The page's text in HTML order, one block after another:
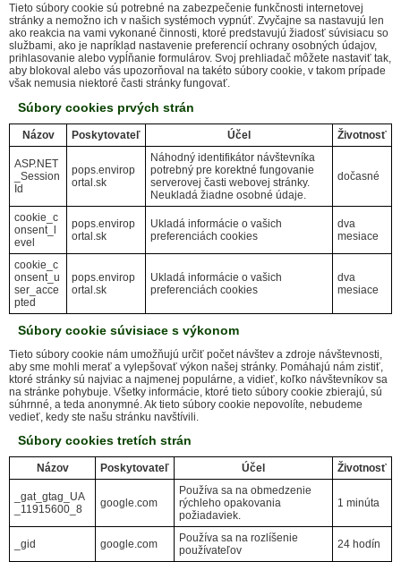
Tieto súbory cookie sú potrebné na zabezpečenie funkčnosti internetovej
stránky a nemožno ich v našich systémoch vypnúť. Zvyčajne sa nastavujú len
ako reakcia na vami vykonané činnosti, ktoré predstavujú žiadosť súvisiacu so
službami, ako je napríklad nastavenie preferencií ochrany osobných údajov,
prihlasovanie alebo vypĺňanie formulárov. Svoj prehliadač môžete nastaviť tak,
aby blokoval alebo vás upozorňoval na takéto súbory cookie, v takom prípade
však nemusia niektoré časti stránky fungovať.
Súbory cookies prvých strán
Názov Poskytovateľ Účel Životnosť
ASP.NET
_Session
Id
pops.envirop
ortal.sk
Náhodný identifikátor návštevníka
potrebný pre korektné fungovanie
serverovej časti webovej stránky.
Neukladá žiadne osobné údaje.
dočasné
cookie_c
onsent_l
evel
pops.envirop
ortal.sk
Ukladá informácie o vašich
preferenciách cookies
dva
mesiace
cookie_c
onsent_u
ser_acce
pted
pops.envirop
ortal.sk
Ukladá informácie o vašich
preferenciách cookies
dva
mesiace
Súbory cookie súvisiace s výkonom
Tieto súbory cookie nám umožňujú určiť počet návštev a zdroje návštevnosti,
aby sme mohli merať a vylepšovať výkon našej stránky. Pomáhajú nám zistiť,
ktoré stránky sú najviac a najmenej populárne, a vidieť, koľko návštevníkov sa
na stránke pohybuje. Všetky informácie, ktoré tieto súbory cookie zbierajú, sú
súhrnné, a teda anonymné. Ak tieto súbory cookie nepovolíte, nebudeme
vedieť, kedy ste našu stránku navštívili.
Súbory cookies tretích strán
Názov Poskytovateľ Účel Životnosť
_gat_gtag_UA
_11915600_8
google.com
Používa sa na obmedzenie
rýchleho opakovania
požiadaviek.
1 minúta
_gid google.com
Používa sa na rozlíšenie
používateľov
24 hodín